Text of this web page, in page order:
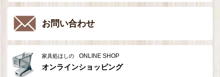
お問い合わせ
家具処ほしの ONLINE SHOP
オンラインショッピング